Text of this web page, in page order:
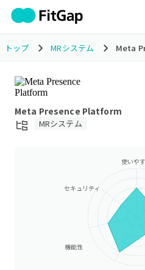
トップ MRシステム Meta
Meta Presence Platform
MRシステム
使いや
機能性
セキュリティ